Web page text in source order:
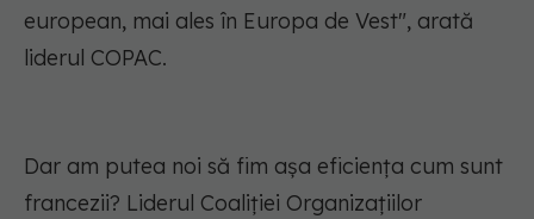
european, mai ales în Europa de Vest", arată
liderul COPAC.
Dar am putea noi să fim așa eficiența cum sunt
francezii? Liderul Coaliției Organizațiilor